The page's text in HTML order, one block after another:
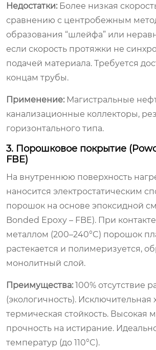
Недостатки: Более низкая
сравнению с центробежным
образования “шлейфа” или
если скорость протяжки не
подачей материала. Требуется
концам трубы.
Применение: Магистральные
канализационные коллекторы,
горизонтального типа.
3. Порошковое покрытие
FBE)
На внутреннюю поверхность
наносится электростатическим
порошок на основе эпоксидной
Bonded Epoxy – FBE). При
металлом (200–240°C) порошок
растекается и полимеризуется,
монолитный слой.
Преимущества: 100% отсутствие
(экологичность). Исключительная
термическая стойкость. Высокая
прочность на истирание.
температур (до 110°C).